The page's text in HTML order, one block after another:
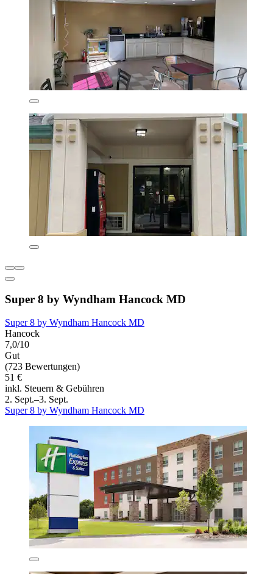
Super 8 by Wyndham Hancock MD
Super 8 by Wyndham Hancock MD
Hancock
7,0/10
Gut
(723 Bewertungen)
51 €
inkl. Steuern & Gebühren
2. Sept.–3. Sept.
Super 8 by Wyndham Hancock MD